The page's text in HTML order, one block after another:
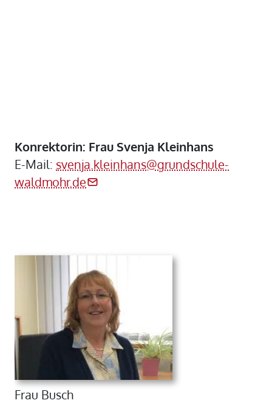
Konrektorin: Frau Svenja Kleinhans
E-Mail: svenja.kleinhans@grundschule-
waldmohr.de
Frau Busch